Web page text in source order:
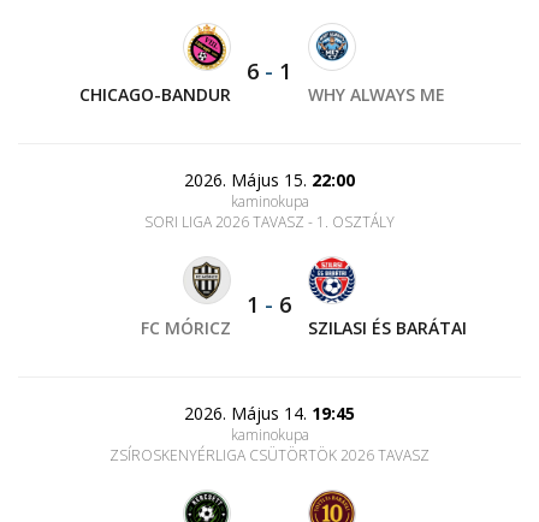
CHICAGO-BANDUR
6 - 1
WHY ALWAYS ME
2026. Május 15. 22:00
kaminokupa
SORI LIGA 2026 TAVASZ - 1. OSZTÁLY
FC MÓRICZ
1 - 6
SZILASI ÉS BARÁTAI
2026. Május 14. 19:45
kaminokupa
ZSÍROSKENYÉRLIGA CSÜTÖRTÖK 2026 TAVASZ